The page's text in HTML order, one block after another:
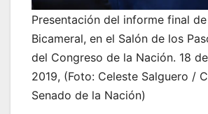
Presentación del informe final
Bicameral, en el Salón de los
del Congreso de la Nación. 18
2019, (Foto: Celeste Salguero /
Senado de la Nación)